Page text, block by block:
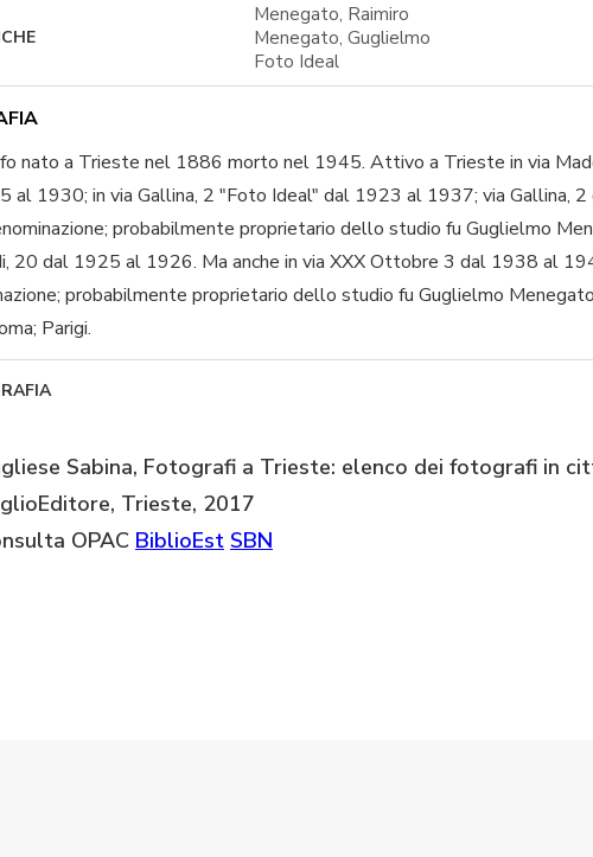
Menegato, Raimiro
Menegato, Guglielmo
Foto Ideal
nato a Trieste nel 1886 morto nel 1945. Attivo a Trieste in via
al 1930; in via Gallina, 2 "Foto Ideal" dal 1923 al 1937; via Gallina,
probabilmente proprietario dello studio fu Guglielmo
20 dal 1925 al 1926. Ma anche in via XXX Ottobre 3 dal 1938 al
probabilmente proprietario dello studio fu Guglielmo
Parigi.
Sabina, Fotografi a Trieste: elenco dei fotografi in
Trieste, 2017
OPAC BiblioEst SBN